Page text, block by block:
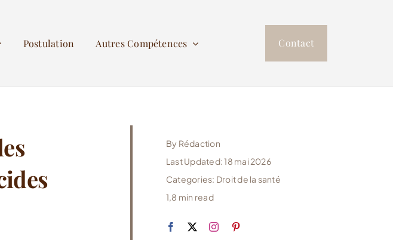
Postulation Autres Compétences Contact
By Rédaction
Last Updated: 18 mai 2026
Categories: Droit de la santé
1,8 min read